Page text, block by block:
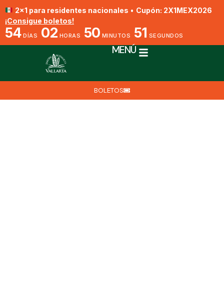
2x1 para residentes nacionales • Cupón: 2X1MEX2026
¡Consigue boletos!
54 DÍAS 02 HORAS 50 MINUTOS 51 SEGUNDOS
MENÚ
BOLETOS